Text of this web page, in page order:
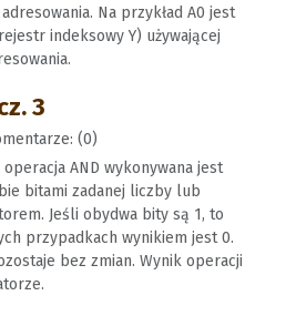
Na przykład A0 jest
indeksowy Y) używającej
3
(0)
AND wykonywana jest
bitami zadanej liczby lub
Jeśli obydwa bity są 1, to
przypadkach wynikiem jest 0.
bez zmian. Wynik operacji